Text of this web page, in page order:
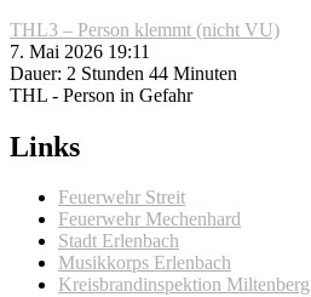
THL3 – Person klemmt (nicht VU)
7. Mai 2026 19:11
Dauer: 2 Stunden 44 Minuten
THL - Person in Gefahr
Links
Feuerwehr Streit
Feuerwehr Mechenhard
Stadt Erlenbach
Musikkorps Erlenbach
Kreisbrandinspektion Miltenberg